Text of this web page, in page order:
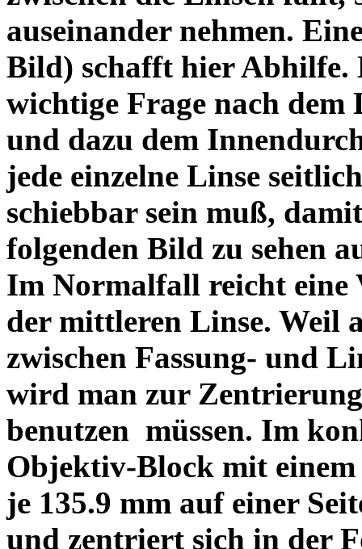
auseinander nehmen.
Bild) schafft hier Abhilfe.
wichtige Frage nach dem
und dazu dem
jede einzelne Linse
schiebbar sein muß,
folgenden Bild zu sehen
Im Normalfall reicht eine
der mittleren Linse. Weil
zwischen Fassung- und
wird man zur
benutzen müssen. Im
Objektiv-Block mit einem
je 135.9 mm auf einer
und zentriert sich in der